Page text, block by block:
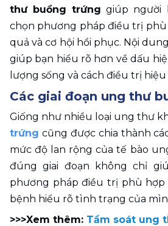
thư buồng trứng giúp người
chọn phương pháp điều trị phù
quả và cơ hội hồi phục. Nội
giúp bạn hiểu rõ hơn về dấu
lượng sống và cách điều trị hiệu
Các giai đoạn ung thư
Giống như nhiều loại ung thư
trứng cũng được chia thành
mức độ lan rộng của tế bào
đúng giai đoạn không chỉ
phương pháp điều trị phù hợp
bệnh hiểu rõ tình trạng của
>>>Xem thêm: Tầm soát ung